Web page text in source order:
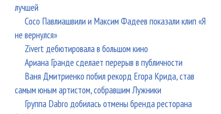
лучшей
Сосо Павлиашвили и Максим Фадеев показали клип «Я
не вернулся»
Zivert дебютировала в большом кино
Ариана Гранде сделает перерыв в публичности
Ваня Дмитриенко побил рекорд Егора Крида, став
самым юным артистом, собравшим Лужники
Группа Dabro добилась отмены бренда ресторана